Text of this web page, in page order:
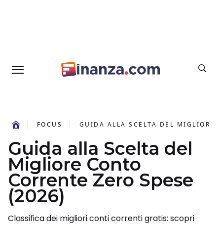
FOCUS GUIDA ALLA SCELTA DEL MIGLIORE
Guida alla Scelta del
Migliore Conto
Corrente Zero Spese
(2026)
Classifica dei migliori conti correnti gratis: scopri